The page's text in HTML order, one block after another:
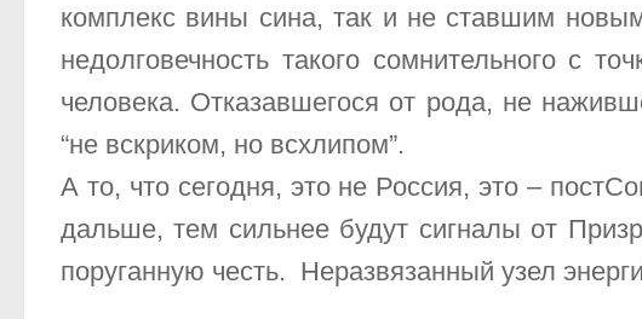
комплекс вины сина, так и не ставшим
недолговечность такого сомнительного с
человека. Отказавшегося от рода, не
“не вскриком, но всхлипом”.
А то, что сегодня, это не Россия, это –
дальше, тем сильнее будут сигналы от
поруганную честь. Неразвязанный узел